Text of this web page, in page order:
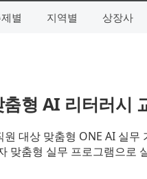
별 지역별 상장사
형 AI 리터러시
원 대상 맞춤형 ONE AI 실무
맞춤형 실무 프로그램으로